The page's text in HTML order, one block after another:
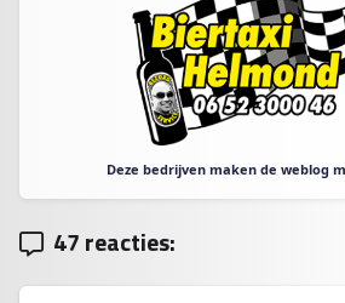
Deze bedrijven maken de weblog
47 reacties: